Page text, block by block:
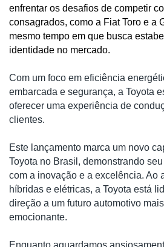
consagrados, como a Fiat Toro e a
mesmo tempo em que busca
identidade no mercado.
Com um foco em eficiência
embarcada e segurança, a Toyota
oferecer uma experiência de
clientes.
Este lançamento marca um novo
Toyota no Brasil, demonstrando
com a inovação e a excelência. Ao
híbridas e elétricas, a Toyota está
direção a um futuro automotivo
emocionante.